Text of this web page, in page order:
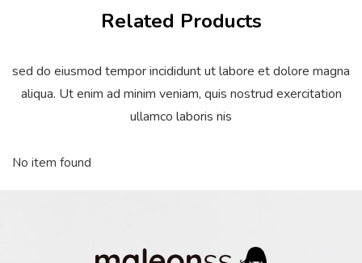
Related Products
sed do eiusmod tempor incididunt ut labore et dolore magna
aliqua. Ut enim ad minim veniam, quis nostrud exercitation
ullamco laboris nis
No item found